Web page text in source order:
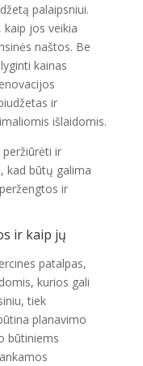
palaipsniui.
kaip jos veikia
naštos. Be
kainas
ir
išlaidomis.
ir
kad būtų galima
ir
ir kaip jų
patalpas,
kurios gali
tiek
planavimo
būtiniems